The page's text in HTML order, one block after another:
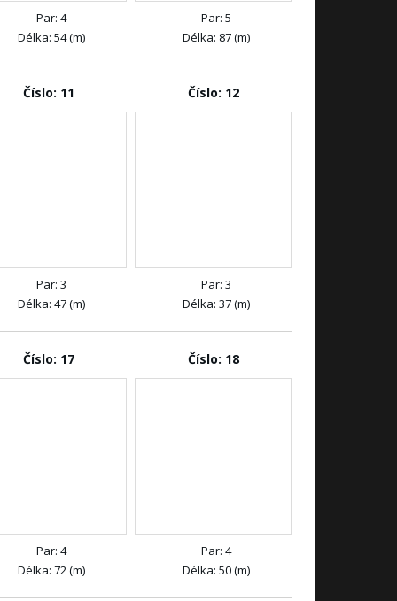
Par: 4
Délka: 54 (m)
Par: 5
Délka: 87 (m)
Číslo: 11
Par: 3
Délka: 47 (m)
Číslo: 12
Par: 3
Délka: 37 (m)
Číslo: 17
Par: 4
Délka: 72 (m)
Číslo: 18
Par: 4
Délka: 50 (m)